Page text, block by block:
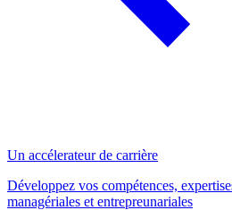
Un accélerateur de carrière
Développez vos compétences,
managériales et entrepreunariales